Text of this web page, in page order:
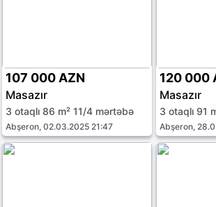
107 000 AZN
Masazır
3 otaqlı 86 m² 11/4 mərtəbə
Abşeron, 02.03.2025 21:47
120 000
Masazır
3 otaqlı 91
Abşeron,